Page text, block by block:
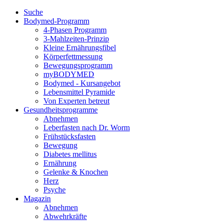
Suche
Bodymed-Programm
4-Phasen Programm
3-Mahlzeiten-Prinzip
Kleine Ernährungsfibel
Körperfettmessung
Bewegungsprogramm
myBODYMED
Bodymed - Kursangebot
Lebensmittel Pyramide
Von Experten betreut
Gesundheitsprogramme
Abnehmen
Leberfasten nach Dr. Worm
Frühstücksfasten
Bewegung
Diabetes mellitus
Ernährung
Gelenke & Knochen
Herz
Psyche
Magazin
Abnehmen
Abwehrkräfte